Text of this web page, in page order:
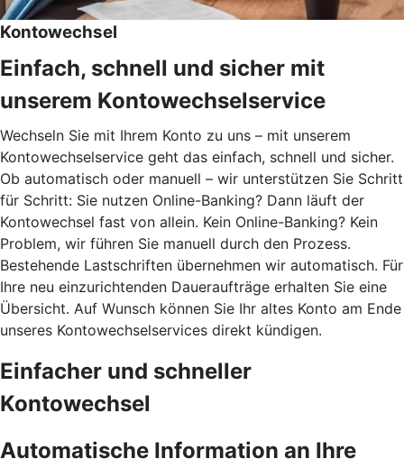
Kontowechsel
Einfach, schnell und sicher mit
unserem Kontowechselservice
Wechseln Sie mit Ihrem Konto zu uns – mit unserem
Kontowechselservice geht das einfach, schnell und sicher.
Ob automatisch oder manuell – wir unterstützen Sie Schritt
für Schritt: Sie nutzen Online-Banking? Dann läuft der
Kontowechsel fast von allein. Kein Online-Banking? Kein
Problem, wir führen Sie manuell durch den Prozess.
Bestehende Lastschriften übernehmen wir automatisch. Für
Ihre neu einzurichtenden Daueraufträge erhalten Sie eine
Übersicht. Auf Wunsch können Sie Ihr altes Konto am Ende
unseres Kontowechselservices direkt kündigen.
Einfacher und schneller
Kontowechsel
Automatische Information an Ihre